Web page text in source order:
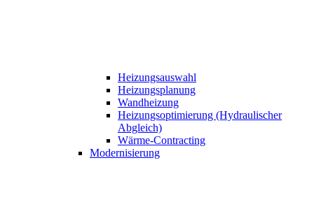
Heizungsauswahl
Heizungsplanung
Wandheizung
Heizungsoptimierung (Hydraulischer
Abgleich)
Wärme-Contracting
Modernisierung